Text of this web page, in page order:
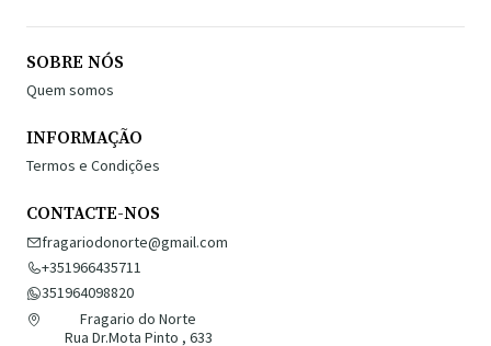
SOBRE NÓS
Quem somos
INFORMAÇÃO
Termos e Condições
CONTACTE-NOS
fragariodonorte@gmail.com
+351966435711
351964098820
Fragario do Norte
Rua Dr.Mota Pinto , 633